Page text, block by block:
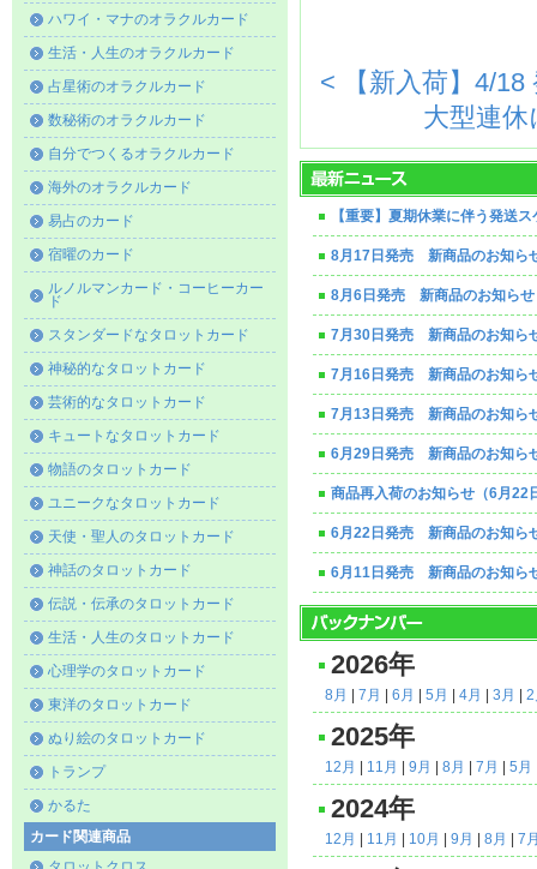
ハワイ・マナのオラクルカード
生活・人生のオラクルカード
占星術のオラクルカード
数秘術のオラクルカード
自分でつくるオラクルカード
海外のオラクルカード
易占のカード
宿曜のカード
ルノルマンカード・コーヒーカー
ド
スタンダードなタロットカード
神秘的なタロットカード
芸術的なタロットカード
キュートなタロットカード
物語のタロットカード
ユニークなタロットカード
天使・聖人のタロットカード
神話のタロットカード
伝説・伝承のタロットカード
生活・人生のタロットカード
心理学のタロットカード
東洋のタロットカード
ぬり絵のタロットカード
トランプ
かるた
カード関連商品
< 【新入荷】4/
大型連
【重要】夏期休業に伴う発送
8月17日発売 新商品のお知ら
8月6日発売 新商品のお知らせ
7月30日発売 新商品のお知ら
7月16日発売 新商品のお知ら
7月13日発売 新商品のお知ら
6月29日発売 新商品のお知ら
商品再入荷のお知らせ（6月22
6月22日発売 新商品のお知ら
6月11日発売 新商品のお知ら
2026年
8月 7月 6月 5月 4月 3月 2
2025年
12月 11月 9月 8月 7月 5月
2024年
12月 11月 10月 9月 8月 7